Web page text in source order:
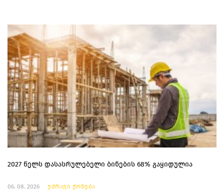
2027 წელს დასასრულებელი ბინების 68% გაყიდულია
06. 08. 2026 უძრავი ქონება